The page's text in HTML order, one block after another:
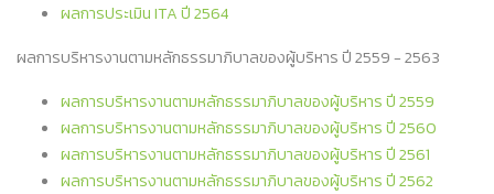
ผลการประเมิน ITA ปี 2564
ผลการบริหารงานตามหลักธรรมาภิบาลของผู้บริหาร ปี 2559 - 2563
ผลการบริหารงานตามหลักธรรมาภิบาลของผู้บริหาร ปี 2559
ผลการบริหารงานตามหลักธรรมาภิบาลของผู้บริหาร ปี 2560
ผลการบริหารงานตามหลักธรรมาภิบาลของผู้บริหาร ปี 2561
ผลการบริหารงานตามหลักธรรมาภิบาลของผู้บริหาร ปี 2562